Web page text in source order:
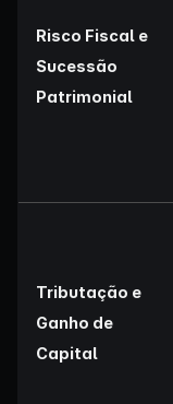
Risco Fiscal e
Sucessão
Patrimonial
Tributação e
Ganho de
Capital